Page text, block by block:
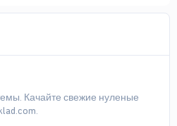
Качайте свежие нуленые